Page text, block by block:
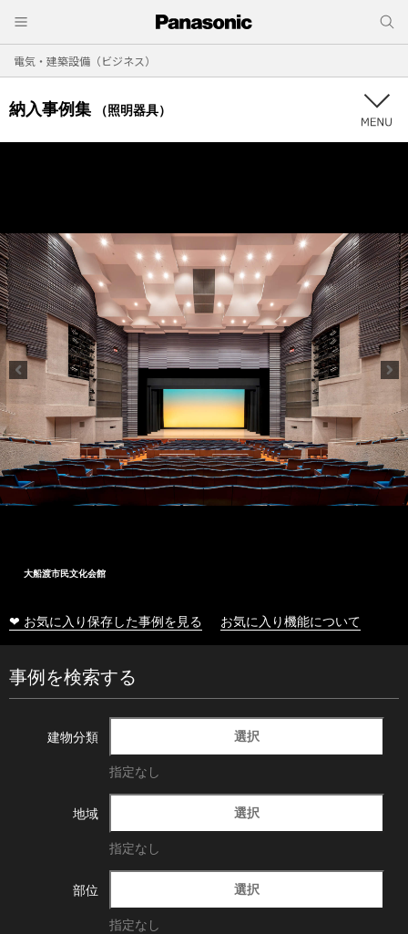
電気・建築設備（ビジネス）
納入事例集 （照明器具）
大船渡市民文化会館
❤ お気に入り保存した事例を見る お気に入り機能について
事例を検索する
建物分類 選択
指定なし
地域 選択
指定なし
部位 選択
指定なし